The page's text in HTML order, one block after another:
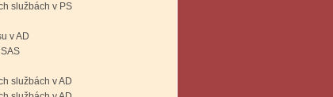
službách v PS
v AD
službách v AD